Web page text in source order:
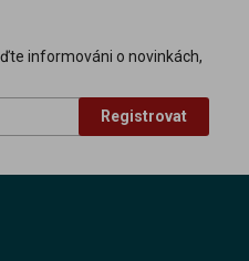
informováni o novinkách,
Registrovat